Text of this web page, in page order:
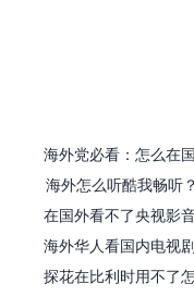
海外怎么听酷我畅听